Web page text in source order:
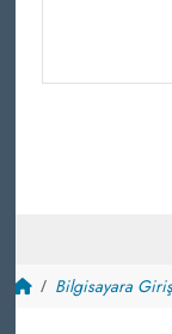
Bilgisayara Giriş